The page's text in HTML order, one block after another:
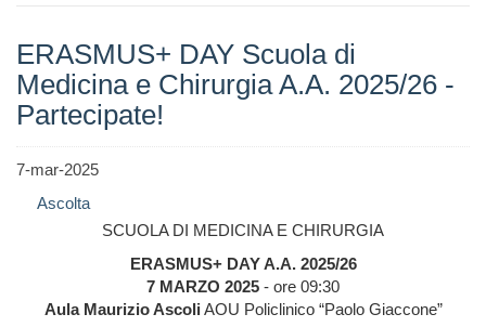
ERASMUS+ DAY Scuola di
Medicina e Chirurgia A.A. 2025/26 -
Partecipate!
7-mar-2025
Ascolta
SCUOLA DI MEDICINA E CHIRURGIA
ERASMUS+ DAY A.A. 2025/26
7 MARZO 2025 - ore 09:30
Aula Maurizio Ascoli AOU Policlinico “Paolo Giaccone”